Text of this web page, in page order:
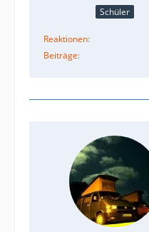
Schüler
Reaktionen
Beiträge